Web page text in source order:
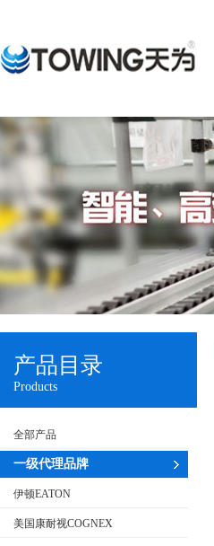
产品目录
Products
全部产品
一级代理品牌
伊顿EATON
美国康耐视COGNEX